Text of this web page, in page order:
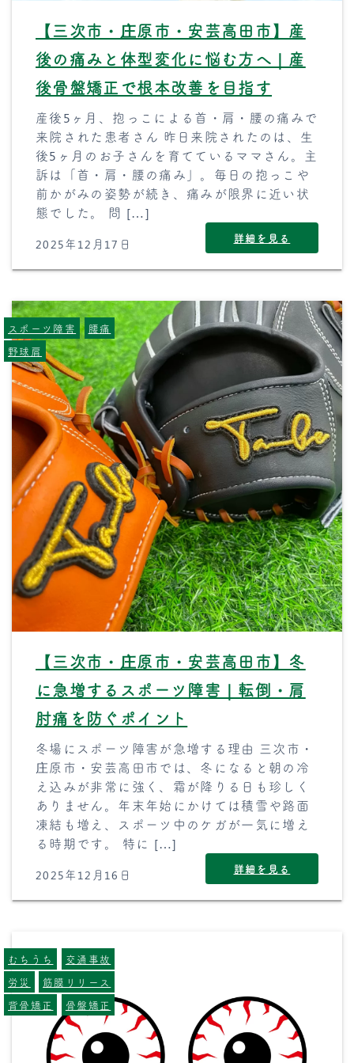
【三次市・庄原市・安芸高田市】産
後の痛みと体型変化に悩む方へ｜産
後骨盤矯正で根本改善を目指す
産後5ヶ月、抱っこによる首・肩・腰の痛みで
来院された患者さん 昨日来院されたのは、生
後5ヶ月のお子さんを育てているママさん。主
訴は「首・肩・腰の痛み」。毎日の抱っこや
前かがみの姿勢が続き、痛みが限界に近い状
態でした。 問 […]
2025年12月17日 詳細を見る
【三次市・庄原市・安芸高田市】冬
に急増するスポーツ障害｜転倒・肩
肘痛を防ぐポイント
冬場にスポーツ障害が急増する理由 三次市・
庄原市・安芸高田市では、冬になると朝の冷
え込みが非常に強く、霜が降りる日も珍しく
ありません。年末年始にかけては積雪や路面
凍結も増え、スポーツ中のケガが一気に増え
る時期です。 特に […]
2025年12月16日 詳細を見る
スポーツ障害
腰痛
野球肩
むちうち
交通事故
労災
筋膜リリース
背骨矯正
骨盤矯正